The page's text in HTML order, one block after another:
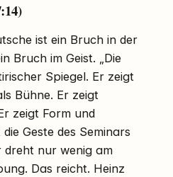
ist ein Bruch in der
Bruch im Geist. „Die
Spiegel. Er zeigt
Bühne. Er zeigt
zeigt Form und
Geste des Seminars
dreht nur wenig am
Das reicht. Heinz